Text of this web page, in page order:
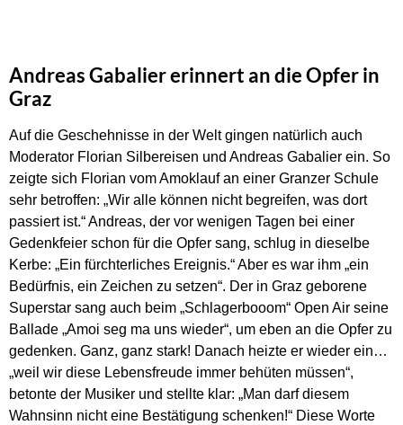
Andreas Gabalier erinnert an die Opfer in
Graz
Auf die Geschehnisse in der Welt gingen natürlich auch
Moderator Florian Silbereisen und Andreas Gabalier ein. So
zeigte sich Florian vom Amoklauf an einer Granzer Schule
sehr betroffen: „Wir alle können nicht begreifen, was dort
passiert ist.“ Andreas, der vor wenigen Tagen bei einer
Gedenkfeier schon für die Opfer sang, schlug in dieselbe
Kerbe: „Ein fürchterliches Ereignis.“ Aber es war ihm „ein
Bedürfnis, ein Zeichen zu setzen“. Der in Graz geborene
Superstar sang auch beim „Schlagerbooom“ Open Air seine
Ballade „Amoi seg ma uns wieder“, um eben an die Opfer zu
gedenken. Ganz, ganz stark! Danach heizte er wieder ein…
„weil wir diese Lebensfreude immer behüten müssen“,
betonte der Musiker und stellte klar: „Man darf diesem
Wahnsinn nicht eine Bestätigung schenken!“ Diese Worte